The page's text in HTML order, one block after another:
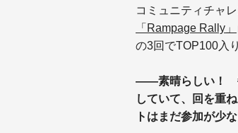
コミュニティチャ
「Rampage Rally」
の3回でTOP100入
——素晴らしい！
していて、回を重
トはまだ参加が少